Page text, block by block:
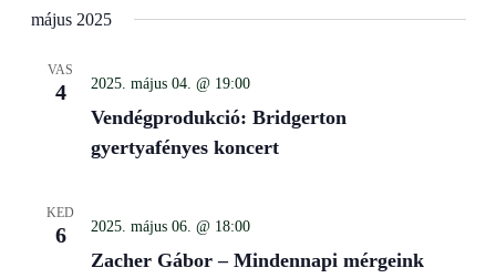
május 2025
VAS
4 2025. május 04. @ 19:00
Vendégprodukció: Bridgerton
gyertyafényes koncert
KED
6 2025. május 06. @ 18:00
Zacher Gábor – Mindennapi mérgeink